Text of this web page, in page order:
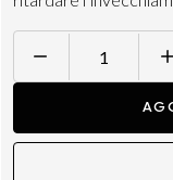
quantità